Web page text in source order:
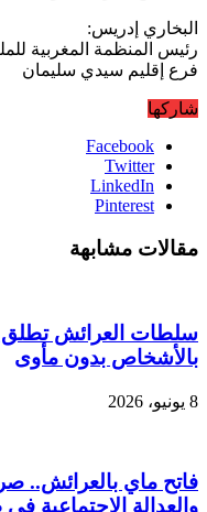
البخاري إدريس:
رئيس المنظمة المغربية
فرع إقليم سيدي سليمان
شاركها
Facebook
Twitter
LinkedIn
Pinterest
مقالات مشابهة
سلطات العرائش تطلق
بالأشخاص بدون مأوى
8 يونيو، 2026
فاتح ماي بالعرائش..
والعدالة الاجتماعية